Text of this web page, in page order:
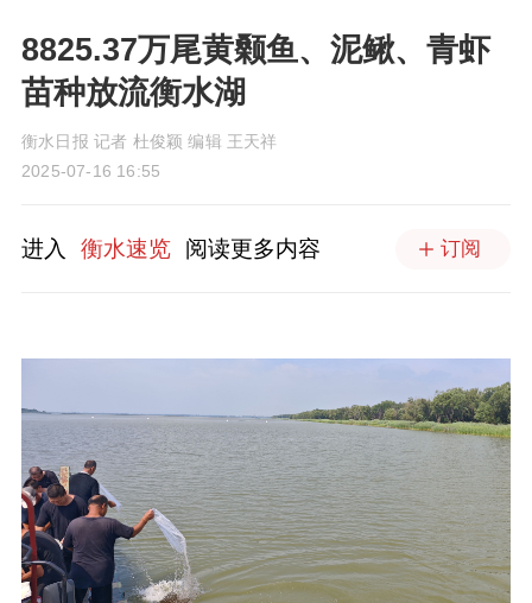
8825.37万尾黄颡鱼、泥鳅、青虾
苗种放流衡水湖
衡水日报 记者 杜俊颖 编辑 王天祥
2025-07-16 16:55
进入 衡水速览 阅读更多内容 订阅